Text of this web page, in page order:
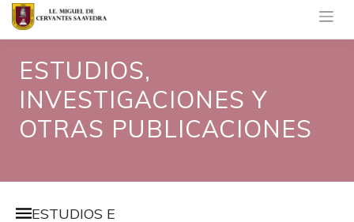
Saltar
ESTUDIOS,
INVESTIGACIONES Y
OTRAS PUBLICACIONES
ESTUDIOS E